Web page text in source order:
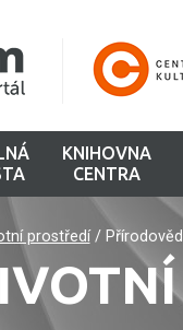
KNIHOVNA
CENTRA
prostředí/